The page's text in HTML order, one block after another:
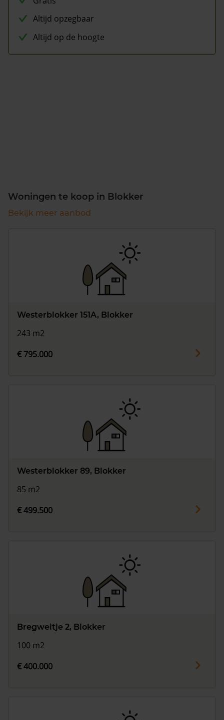
Altijd opzegbaar
Altijd op de hoogte
Woningen te koop in Blokker
Bekijk meer aanbod
Westerblokker 151A, Blokker
243 m2
€ 795.000
Westerblokker 89, Blokker
85 m2
€ 499.500
Bregweitje 2, Blokker
100 m2
€ 400.000